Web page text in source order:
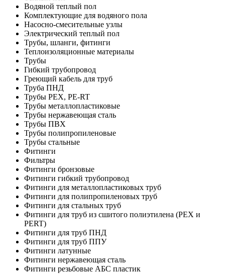
Водяной теплый пол
Комплектующие для водяного пола
Насосно-смесительные узлы
Электрический теплый пол
Трубы, шланги, фитинги
Теплоизоляционные материалы
Трубы
Гибкий трубопровод
Греющий кабель для труб
Труба ПНД
Трубы PEX, PE-RT
Трубы металлопластиковые
Трубы нержавеющая сталь
Трубы ПВХ
Трубы полипропиленовые
Трубы стальные
Фитинги
Фильтры
Фитинги бронзовые
Фитинги гибкий трубопровод
Фитинги для металлопластиковых труб
Фитинги для полипропиленовых труб
Фитинги для стальных труб
Фитинги для труб из сшитого полиэтилена (PEX и
PERT)
Фитинги для труб ПНД
Фитинги для труб ППУ
Фитинги латунные
Фитинги нержавеющая сталь
Фитинги резьбовые АБС пластик